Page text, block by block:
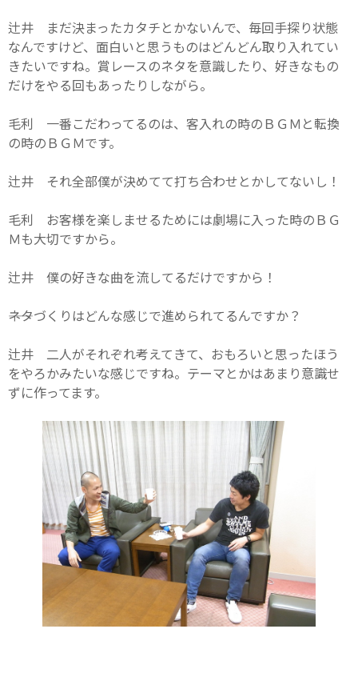
辻井 まだ決まったカタチとかないんで、毎回手探り状態
なんですけど、面白いと思うものはどんどん取り入れてい
きたいですね。賞レースのネタを意識したり、好きなもの
だけをやる回もあったりしながら。
毛利 一番こだわってるのは、客入れの時のＢＧＭと転換
の時のＢＧＭです。
辻井 それ全部僕が決めてて打ち合わせとかしてないし！
毛利 お客様を楽しませるためには劇場に入った時のＢＧ
Ｍも大切ですから。
辻井 僕の好きな曲を流してるだけですから！
――ネタづくりはどんな感じで進められてるんですか？
辻井 二人がそれぞれ考えてきて、おもろいと思ったほう
をやろかみたいな感じですね。テーマとかはあまり意識せ
ずに作ってます。